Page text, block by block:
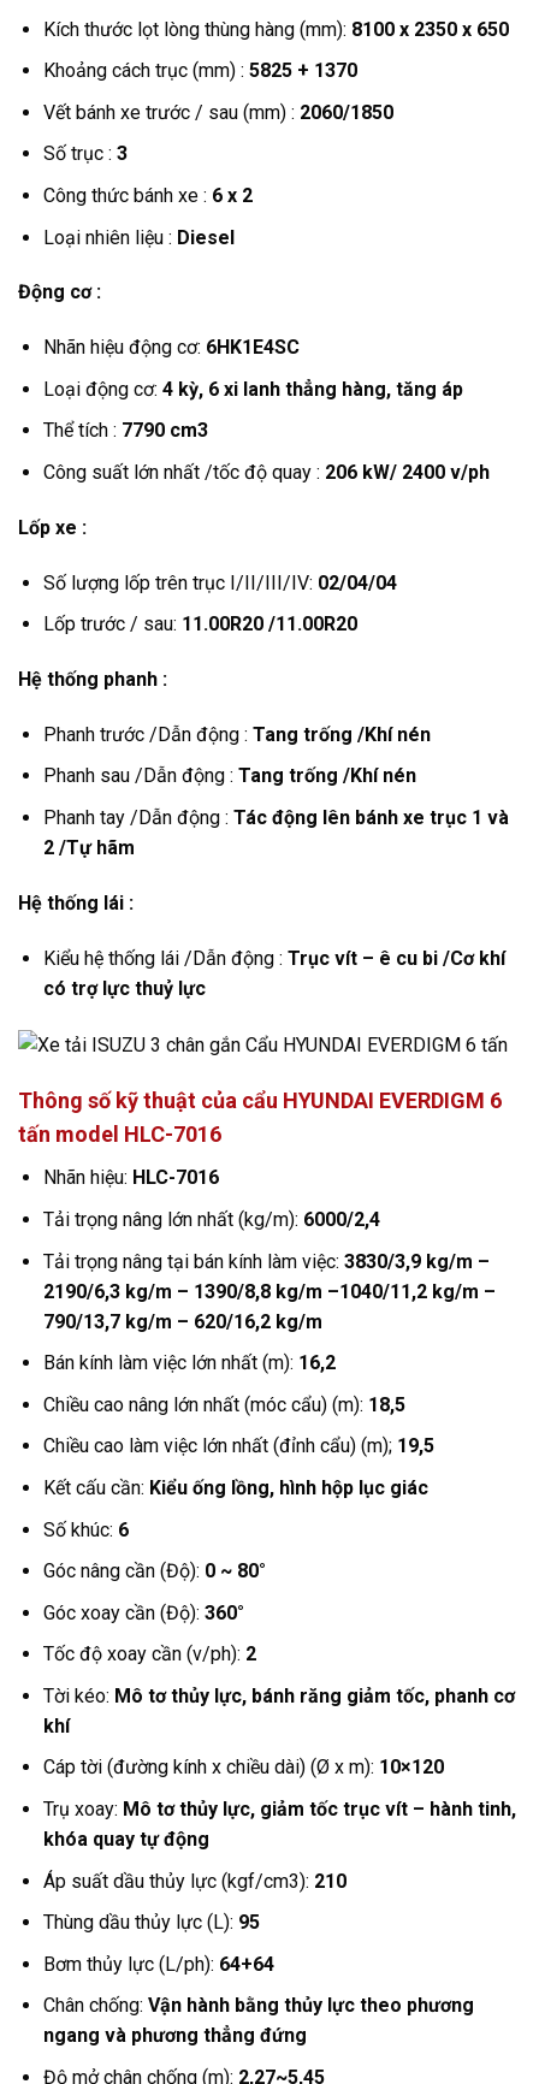
Kích thước lọt lòng thùng hàng (mm): 8100 x 2350 x 650
Khoảng cách trục (mm) : 5825 + 1370
Vết bánh xe trước / sau (mm) : 2060/1850
Số trục : 3
Công thức bánh xe : 6 x 2
Loại nhiên liệu : Diesel
Động cơ :
Nhãn hiệu động cơ: 6HK1E4SC
Loại động cơ: 4 kỳ, 6 xi lanh thẳng hàng, tăng áp
Thể tích : 7790 cm3
Công suất lớn nhất /tốc độ quay : 206 kW/ 2400 v/ph
Lốp xe :
Số lượng lốp trên trục I/II/III/IV: 02/04/04
Lốp trước / sau: 11.00R20 /11.00R20
Hệ thống phanh :
Phanh trước /Dẫn động : Tang trống /Khí nén
Phanh sau /Dẫn động : Tang trống /Khí nén
Phanh tay /Dẫn động : Tác động lên bánh xe trục 1 và
2 /Tự hãm
Hệ thống lái :
Kiểu hệ thống lái /Dẫn động : Trục vít – ê cu bi /Cơ khí
có trợ lực thuỷ lực
Thông số kỹ thuật của cẩu HYUNDAI EVERDIGM 6
tấn model HLC-7016
Nhãn hiệu: HLC-7016
Tải trọng nâng lớn nhất (kg/m): 6000/2,4
Tải trọng nâng tại bán kính làm việc: 3830/3,9 kg/m –
2190/6,3 kg/m – 1390/8,8 kg/m –1040/11,2 kg/m –
790/13,7 kg/m – 620/16,2 kg/m
Bán kính làm việc lớn nhất (m): 16,2
Chiều cao nâng lớn nhất (móc cẩu) (m): 18,5
Chiều cao làm việc lớn nhất (đỉnh cẩu) (m); 19,5
Kết cấu cần: Kiểu ống lồng, hình hộp lục giác
Số khúc: 6
Góc nâng cần (Độ): 0 ~ 80°
Góc xoay cần (Độ): 360°
Tốc độ xoay cần (v/ph): 2
Tời kéo: Mô tơ thủy lực, bánh răng giảm tốc, phanh cơ
khí
Cáp tời (đường kính x chiều dài) (Ø x m): 10×120
Trụ xoay: Mô tơ thủy lực, giảm tốc trục vít – hành tinh,
khóa quay tự động
Áp suất dầu thủy lực (kgf/cm3): 210
Thùng dầu thủy lực (L): 95
Bơm thủy lực (L/ph): 64+64
Chân chống: Vận hành bằng thủy lực theo phương
ngang và phương thẳng đứng
Độ mở chân chống (m): 2,27~5,45